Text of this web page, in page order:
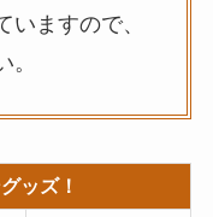
いますので、
ッズ！